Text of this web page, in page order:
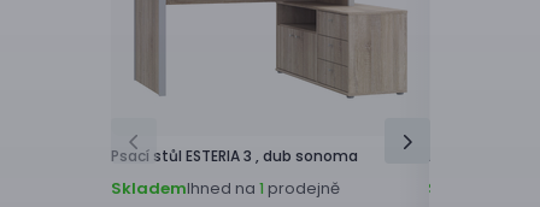
Psací stůl ESTERIA 3 , dub sonoma
SklademIhned na 1 prodejně
Psací stůl
Skladem